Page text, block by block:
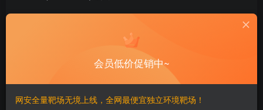
OpenSNS是基于OneThink的轻量级社交化用户中心框
会员低价促销中~
网安全量靶场无境上线，全网最便宜独立环境靶场！